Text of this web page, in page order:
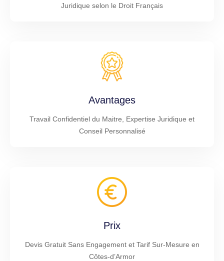
Juridique selon le Droit Français
Avantages
Travail Confidentiel du Maitre, Expertise Juridique et
Conseil Personnalisé
Prix
Devis Gratuit Sans Engagement et Tarif Sur-Mesure en
Côtes-d’Armor